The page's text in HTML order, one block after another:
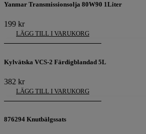
Yanmar Transmissionsolja 80W90 1Liter
199 kr
LÄGG TILL I VARUKORG
Kylvätska VCS-2 Färdigblandad 5L
382 kr
LÄGG TILL I VARUKORG
876294 Knutbälgssats